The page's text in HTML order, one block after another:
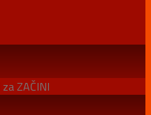
za ZAČINI